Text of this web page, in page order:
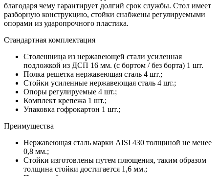
благодаря чему гарантирует долгий срок службы. Стол имеет
разборную конструкцию, стойки снабжены регулируемыми
опорами из ударопрочного пластика.
Стандартная комплектация
Столешница из нержавеющей стали усиленная
подложкой из ДСП 16 мм. (с бортом / без борта) 1 шт.
Полка решетка нержавеющая сталь 4 шт.;
Стойки усиленные нержавеющая сталь 4 шт.;
Опоры регулируемые 4 шт.;
Комплект крепежа 1 шт.;
Упаковка гофрокартон 1 шт.;
Преимущества
Нержавеющая сталь марки AISI 430 толщиной не менее
0,8 мм.;
Стойки изготовлены путем плющения, таким образом
толщина стойки достигается 1,6 мм.;